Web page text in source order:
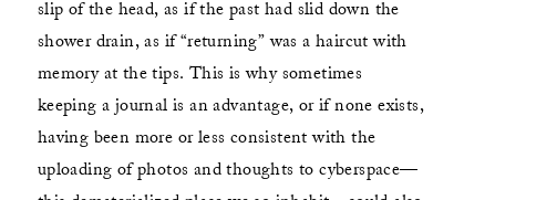
slip of the head, as if the past had slid down the
shower drain, as if “returning” was a haircut with
memory at the tips. This is why sometimes
keeping a journal is an advantage, or if none exists,
having been more or less consistent with the
uploading of photos and thoughts to cyberspace—